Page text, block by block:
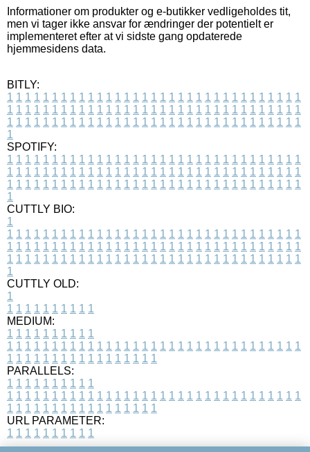
Informationer om produkter og e-butikker vedligeholdes tit,
men vi tager ikke ansvar for ændringer der potentielt er
implementeret efter at vi sidste gang opdaterede
hjemmesidens data.
BITLY:
1 1 1 1 1 1 1 1 1 1 1 1 1 1 1 1 1 1 1 1 1 1 1 1 1 1 1 1 1 1 1 1 1
1 1 1 1 1 1 1 1 1 1 1 1 1 1 1 1 1 1 1 1 1 1 1 1 1 1 1 1 1 1 1 1 1
1 1 1 1 1 1 1 1 1 1 1 1 1 1 1 1 1 1 1 1 1 1 1 1 1 1 1 1 1 1 1 1 1
1
SPOTIFY:
1 1 1 1 1 1 1 1 1 1 1 1 1 1 1 1 1 1 1 1 1 1 1 1 1 1 1 1 1 1 1 1 1
1 1 1 1 1 1 1 1 1 1 1 1 1 1 1 1 1 1 1 1 1 1 1 1 1 1 1 1 1 1 1 1 1
1 1 1 1 1 1 1 1 1 1 1 1 1 1 1 1 1 1 1 1 1 1 1 1 1 1 1 1 1 1 1 1 1
1
CUTTLY BIO:
1
1 1 1 1 1 1 1 1 1 1 1 1 1 1 1 1 1 1 1 1 1 1 1 1 1 1 1 1 1 1 1 1 1
1 1 1 1 1 1 1 1 1 1 1 1 1 1 1 1 1 1 1 1 1 1 1 1 1 1 1 1 1 1 1 1 1
1 1 1 1 1 1 1 1 1 1 1 1 1 1 1 1 1 1 1 1 1 1 1 1 1 1 1 1 1 1 1 1 1
1
CUTTLY OLD:
1
1 1 1 1 1 1 1 1 1 1
MEDIUM:
1 1 1 1 1 1 1 1 1 1
1 1 1 1 1 1 1 1 1 1 1 1 1 1 1 1 1 1 1 1 1 1 1 1 1 1 1 1 1 1 1 1 1
1 1 1 1 1 1 1 1 1 1 1 1 1 1 1 1 1
PARALLELS:
1 1 1 1 1 1 1 1 1 1
1 1 1 1 1 1 1 1 1 1 1 1 1 1 1 1 1 1 1 1 1 1 1 1 1 1 1 1 1 1 1 1 1
1 1 1 1 1 1 1 1 1 1 1 1 1 1 1 1 1
URL PARAMETER:
1 1 1 1 1 1 1 1 1 1